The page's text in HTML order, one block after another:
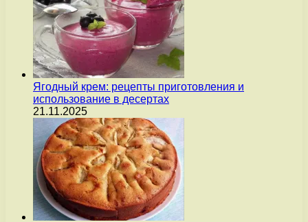
Ягодный крем: рецепты приготовления и
использование в десертах
21.11.2025